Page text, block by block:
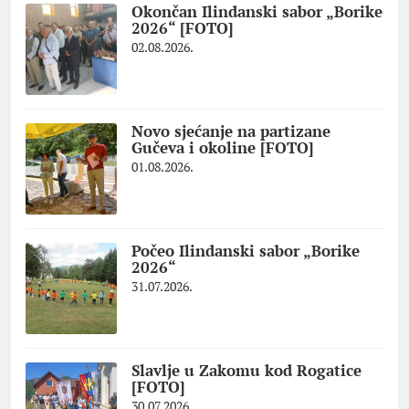
Okončan Ilindanski sabor „Borike
2026“ [FOTO]
02.08.2026.
Novo sjećanje na partizane
Gučeva i okoline [FOTO]
01.08.2026.
Počeo Ilindanski sabor „Borike
2026“
31.07.2026.
Slavlje u Zakomu kod Rogatice
[FOTO]